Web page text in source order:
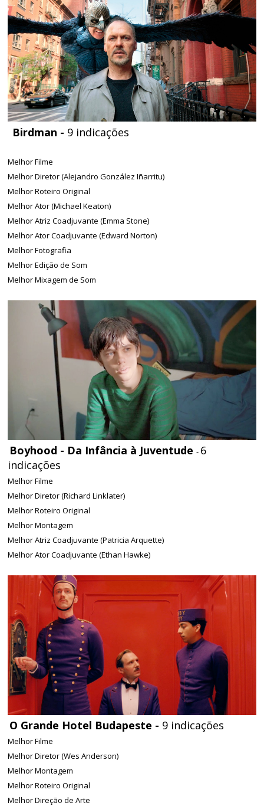
Birdman - 9 indicações
Melhor Filme
Melhor Diretor (Alejandro González Iñarritu)
Melhor Roteiro Original
Melhor Ator (Michael Keaton)
Melhor Atriz Coadjuvante (Emma Stone)
Melhor Ator Coadjuvante (Edward Norton)
Melhor Fotografia
Melhor Edição de Som
Melhor Mixagem de Som
Boyhood - Da Infância à Juventude- 6
indicações
Melhor Filme
Melhor Diretor (Richard Linklater)
Melhor Roteiro Original
Melhor Montagem
Melhor Atriz Coadjuvante (Patricia Arquette)
Melhor Ator Coadjuvante (Ethan Hawke)
O Grande Hotel Budapeste - 9 indicações
Melhor Filme
Melhor Diretor (Wes Anderson)
Melhor Montagem
Melhor Roteiro Original
Melhor Direção de Arte